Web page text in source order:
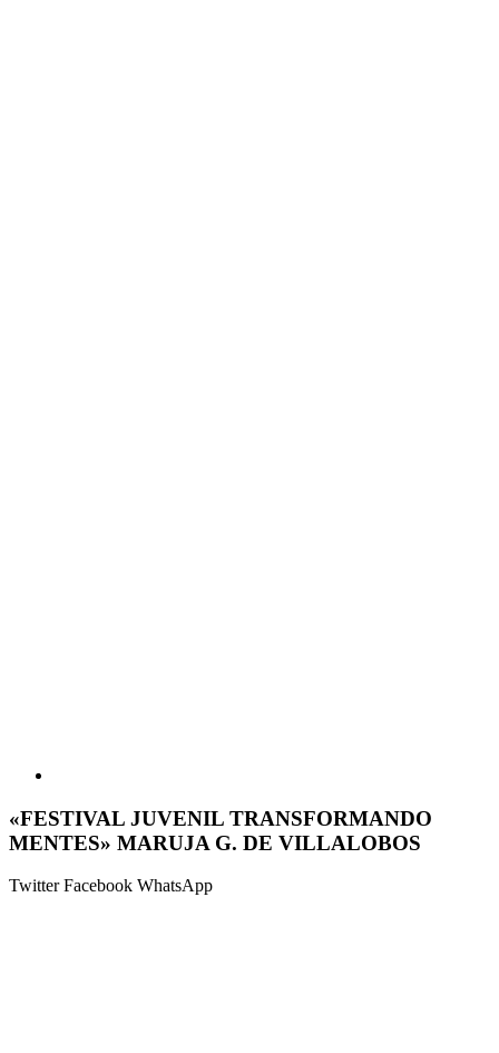
«FESTIVAL JUVENIL TRANSFORMANDO
MENTES» MARUJA G. DE VILLALOBOS
TwitterFacebook WhatsApp